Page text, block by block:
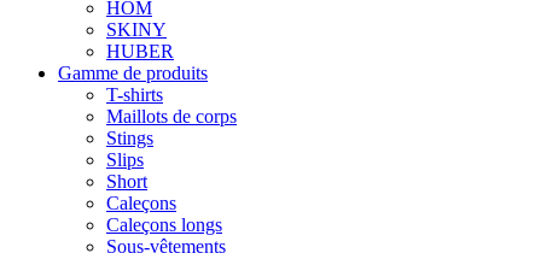
HOM
SKINY
HUBER
Gamme de produits
T-shirts
Maillots de corps
Stings
Slips
Short
Caleçons
Caleçons longs
Sous-vêtements